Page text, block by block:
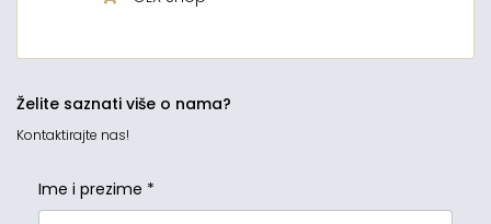
Želite saznati više o nama?
Kontaktirajte nas!
Ime i prezime *